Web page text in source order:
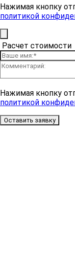
Нажимая кнопку
политикой
Расчет стоимости
Нажимая кнопку
политикой